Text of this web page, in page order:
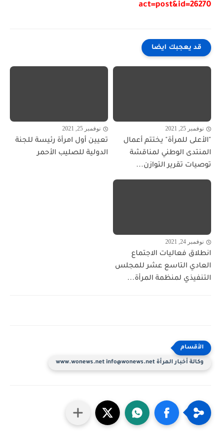
act=post&id=26270
قد يعجبك ايضا
نوفمبر 25, 2021
"الأعلى للمرأة" يختتم أعمال
المنتدى الوطني لمناقشة
توصيات تقرير التوازن...
نوفمبر 25, 2021
تعيين أول امرأة رئيسة للجنة
الدولية للصليب الأحمر
نوفمبر 24, 2021
انطلاق فعاليات الاجتماع
العادي التاسع عشر للمجلس
التنفيذي لمنظمة المرأة...
وكالة أخبار المرأة www.wonews.net info@wonews.net